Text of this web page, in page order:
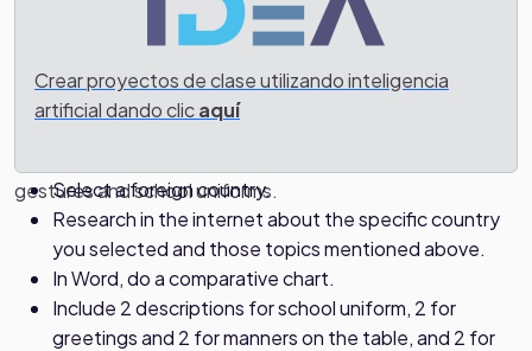
Crear proyectos de clase utilizando inteligencia
artificial dando clicaquí
Selecting a country, you will have to do a comparative
chart to show the differences and similarities between
gestures and school uniforms.
Procesos
Select a foreign country.
Research in the internet about the specific country
you selected and those topics mentioned above.
In Word, do a comparative chart.
Include 2 descriptions for school uniform, 2 for
greetings and 2 for manners on the table, and 2 for